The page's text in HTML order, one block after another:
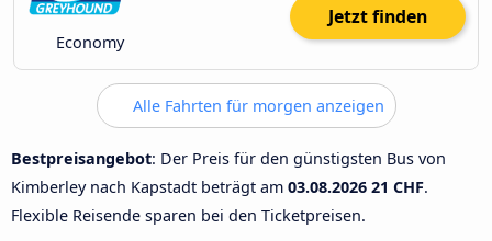
Economy
Jetzt finden
Alle Fahrten für morgen anzeigen
Bestpreisangebot: Der Preis für den günstigsten Bus von
Kimberley nach Kapstadt beträgt am 03.08.2026 21 CHF.
Flexible Reisende sparen bei den Ticketpreisen.